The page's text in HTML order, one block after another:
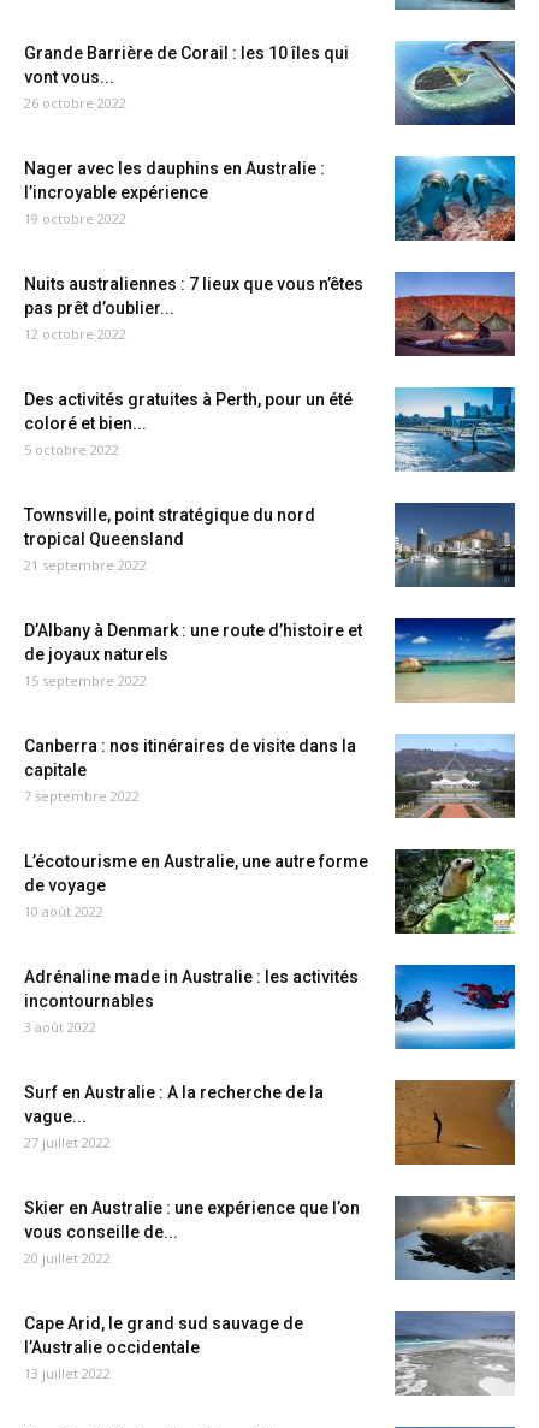
Grande Barrière de Corail : les 10 îles qui
vont vous...
26 octobre 2022
Nager avec les dauphins en Australie :
l’incroyable expérience
19 octobre 2022
Nuits australiennes : 7 lieux que vous n’êtes
pas prêt d’oublier...
12 octobre 2022
Des activités gratuites à Perth, pour un été
coloré et bien...
5 octobre 2022
Townsville, point stratégique du nord
tropical Queensland
21 septembre 2022
D’Albany à Denmark : une route d’histoire et
de joyaux naturels
15 septembre 2022
Canberra : nos itinéraires de visite dans la
capitale
7 septembre 2022
L’écotourisme en Australie, une autre forme
de voyage
10 août 2022
Adrénaline made in Australie : les activités
incontournables
3 août 2022
Surf en Australie : A la recherche de la
vague...
27 juillet 2022
Skier en Australie : une expérience que l’on
vous conseille de...
20 juillet 2022
Cape Arid, le grand sud sauvage de
l’Australie occidentale
13 juillet 2022